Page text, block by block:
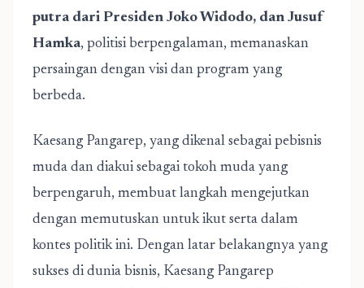
putra dari Presiden Joko Widodo, dan Jusuf
Hamka, politisi berpengalaman, memanaskan
persaingan dengan visi dan program yang
berbeda.
Kaesang Pangarep, yang dikenal sebagai pebisnis
muda dan diakui sebagai tokoh muda yang
berpengaruh, membuat langkah mengejutkan
dengan memutuskan untuk ikut serta dalam
kontes politik ini. Dengan latar belakangnya yang
sukses di dunia bisnis, Kaesang Pangarep